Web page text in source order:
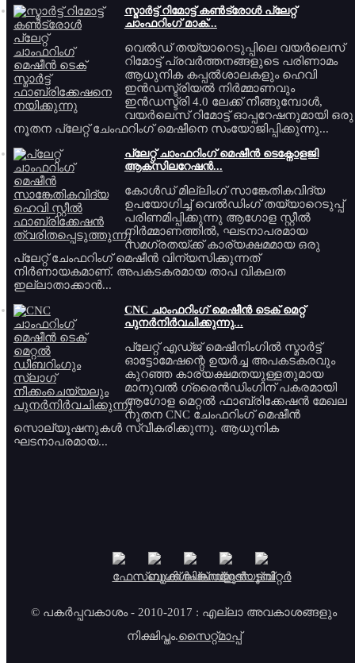
സ്മാർട്ട് റിമോട്ട് കൺട്രോൾ പ്ലേറ്റ്
ചാംഫറിംഗ് മാക്...
വെൽഡ് തയ്യാറെടുപ്പിലെ വയർലെസ്
റിമോട്ട് പ്രവർത്തനങ്ങളുടെ പരിണാമം
ആധുനിക കപ്പൽശാലകളും ഹെവി
ഇൻഡസ്ട്രിയൽ നിർമ്മാണവും
ഇൻഡസ്ട്രി 4.0 ലേക്ക് നീങ്ങുമ്പോൾ,
വയർലെസ് റിമോട്ട് ഓപ്പറേഷനുമായി ഒരു
നൂതന പ്ലേറ്റ് ചേംഫറിംഗ് മെഷീനെ സംയോജിപ്പിക്കുന്നു...
പ്ലേറ്റ് ചാംഫറിംഗ് മെഷീൻ ടെക്നോളജി
ആക്സിലറേഷൻ...
കോൾഡ് മില്ലിംഗ് സാങ്കേതികവിദ്യ
ഉപയോഗിച്ച് വെൽഡിംഗ് തയ്യാറെടുപ്പ്
പരിണമിപ്പിക്കുന്നു ആഗോള സ്റ്റീൽ
നിർമ്മാണത്തിൽ, ഘടനാപരമായ
സമഗ്രതയ്ക്ക് കാര്യക്ഷമമായ ഒരു
പ്ലേറ്റ് ചേംഫറിംഗ് മെഷീൻ വിന്യസിക്കുന്നത്
നിർണായകമാണ്. അപകടകരമായ താപ വികലത
ഇല്ലാതാക്കാൻ...
CNC ചാംഫറിംഗ് മെഷീൻ ടെക് മെറ്റ്
പുനർനിർവചിക്കുന്നു...
പ്ലേറ്റ് എഡ്ജ് മെഷീനിംഗിൽ സ്മാർട്ട്
ഓട്ടോമേഷന്റെ ഉയർച്ച അപകടകരവും
കുറഞ്ഞ കാര്യക്ഷമതയുള്ളതുമായ
മാനുവൽ ഗ്രൈൻഡിംഗിന് പകരമായി
ആഗോള മെറ്റൽ ഫാബ്രിക്കേഷൻ മേഖല
നൂതന CNC ചേംഫറിംഗ് മെഷീൻ
സൊല്യൂഷനുകൾ സ്വീകരിക്കുന്നു. ആധുനിക
ഘടനാപരമായ...
© പകർപ്പവകാശം - 2010-2017 : എല്ലാ അവകാശങ്ങളും
നിക്ഷിപ്തം.സൈറ്റ്മാപ്പ്